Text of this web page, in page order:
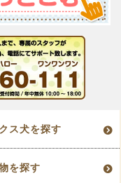
ス犬を探す
を探す